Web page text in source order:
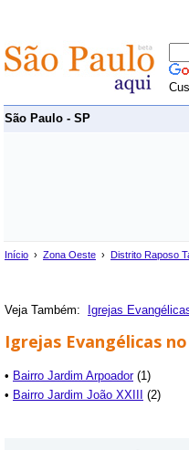
São Paulo - SP
Início › Zona Oeste › Distrito Raposo
Veja Também: Igrejas
Igrejas Evangélicas
• Bairro Jardim Arpoador(1)
• Bairro Jardim João XXIII (2)